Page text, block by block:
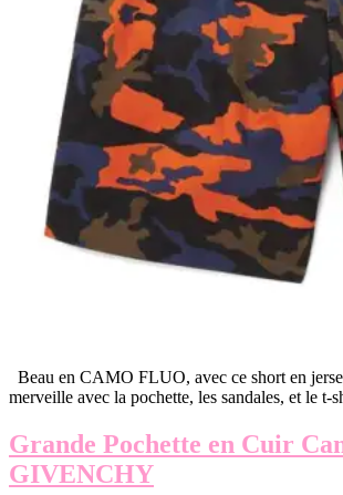
Beau en CAMO FLUO, avec ce short en
merveille avec la pochette, les sandales, et le t-
Grande Pochette en Cuir
GIVENCHY